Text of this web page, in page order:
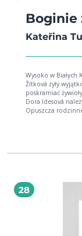
Boginie
Kateřina
Wysoko w
Žítková żyły
poskramiać
Dora Idesová
Opuszcza
czasy surowego
połączenie
przyjęciem
nagrodami (m.in.
Litera, Nagroda
najlepiej
28